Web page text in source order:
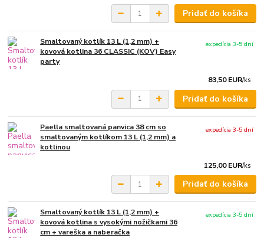
Pridať do košíka
Smaltovaný kotlík 13 L (1,2 mm) +
kovová kotlina 36 CLASSIC (KOV) Easy
party
83,50 EUR/ks
expedícia 3-5 dní
Pridať do košíka
Paella smaltovaná panvica 38 cm so
smaltovaným kotlíkom 13 L (1,2 mm) a
kotlinou
125,00 EUR/ks
expedícia 3-5 dní
Pridať do košíka
Smaltovaný kotlík 13 L (1,2 mm) +
kovová kotlina s vysokými nožičkami 36
cm + vareška a naberačka
expedícia 3-5 dní